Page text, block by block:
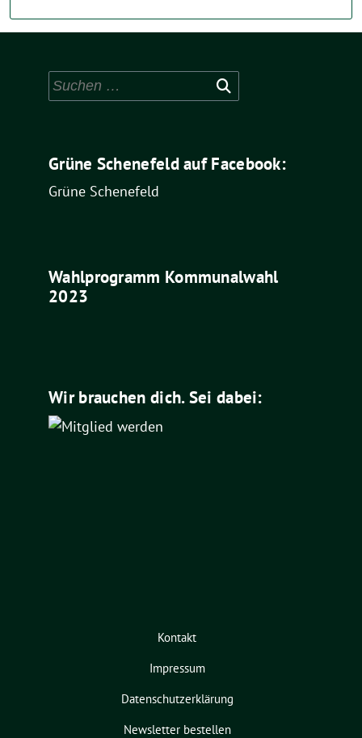
Suchen
nach:
Grüne Schenefeld auf Facebook:
Grüne Schenefeld
Wahlprogramm Kommunalwahl
2023
Wir brauchen dich. Sei dabei:
Kontakt
Impressum
Datenschutzerklärung
Newsletter bestellen